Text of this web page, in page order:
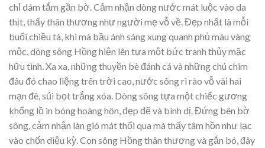
chỉ dám tắm gần bờ. Cảm nhận dòng nước mát luộc vào da
thịt, thấy thân thương như người mẹ vỗ về. Đẹp nhất là mỗi
buổi chiều tà, khi mà bầu ánh sáng xung quanh phủ màu vàng
mộc, dòng sông Hồng hiện lên tựa một bức tranh thủy mặc
hữu tình. Xa xa, những thuyền bè đánh cá và những chú chim
đâu đó chao liệng trên trời cao, nước sông rì rào vỗ vài hai
mạn đê, sủi bọt trắng xóa. Dòng sông tựa một chiếc gương
khổng lồ in bóng hoàng hôn, đẹp đẽ và bình dị. Đứng bên bờ
sông, cảm nhận làn gió mát thổi qua mà thấy tâm hồn như lạc
vào chốn diệu kỳ. Con sông Hồng thân thương và gắn bó, đây